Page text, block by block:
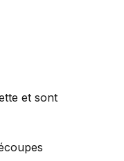
et sont